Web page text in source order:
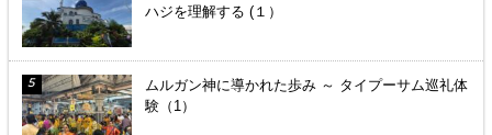
ハジを理解する (１）
ムルガン神に導かれた歩み ～ タイプーサム巡礼体
験（1）